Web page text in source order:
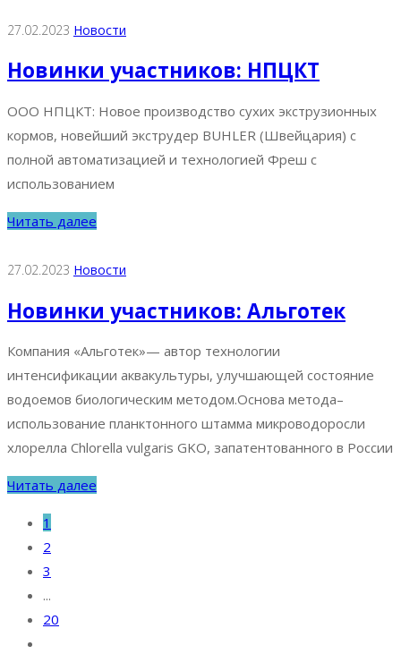
27.02.2023 Новости
Новинки участников: НПЦКТ
ООО НПЦКТ: Новое производство сухих экструзионных
кормов, новейший экструдер BUHLER (Швейцария) с
полной автоматизацией и технологией Фреш с
использованием
Читать далее
27.02.2023 Новости
Новинки участников: Альготек
Компания «Альготек»— автор технологии
интенсификации аквакультуры, улучшающей состояние
водоемов биологическим методом.Основа метода–
использование планктонного штамма микроводоросли
хлорелла Chlorella vulgaris GKO, запатентованного в России
Читать далее
1
2
3
...
20